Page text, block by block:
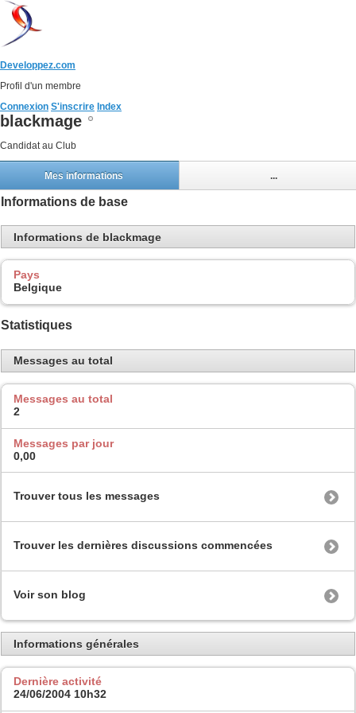
Developpez.com
Profil d'un membre
Connexion S'inscrire Index
blackmage
Candidat au Club
Mes informations ...
Informations de base
Informations de blackmage
Pays
Belgique
Statistiques
Messages au total
Messages au total
2
Messages par jour
0,00
Trouver tous les messages
Trouver les dernières discussions commencées
Voir son blog
Informations générales
Dernière activité
24/06/2004 10h32